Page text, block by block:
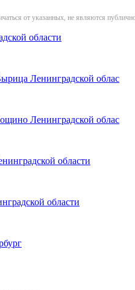
от указанных, не являются
области
Ленинградской облас
Ленинградской облас
области
области